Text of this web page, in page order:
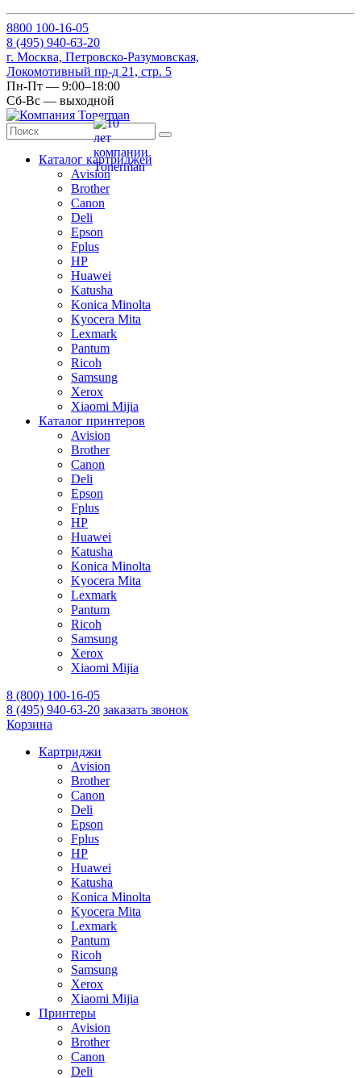
8800 100-16-05
8 (495) 940-63-20
г. Москва, Петровско-Разумовская,
Локомотивный пр-д 21, стр. 5
Пн-Пт — 9:00–18:00
Сб-Вс — выходной
Каталог картриджей
Avision
Brother
Canon
Deli
Epson
Fplus
HP
Huawei
Katusha
Konica Minolta
Kyocera Mita
Lexmark
Pantum
Ricoh
Samsung
Xerox
Xiaomi Mijia
Каталог принтеров
Avision
Brother
Canon
Deli
Epson
Fplus
HP
Huawei
Katusha
Konica Minolta
Kyocera Mita
Lexmark
Pantum
Ricoh
Samsung
Xerox
Xiaomi Mijia
8 (800) 100-16-05
8 (495) 940-63-20 заказать звонок
Корзина
Картриджи
Avision
Brother
Canon
Deli
Epson
Fplus
HP
Huawei
Katusha
Konica Minolta
Kyocera Mita
Lexmark
Pantum
Ricoh
Samsung
Xerox
Xiaomi Mijia
Принтеры
Avision
Brother
Canon
Deli